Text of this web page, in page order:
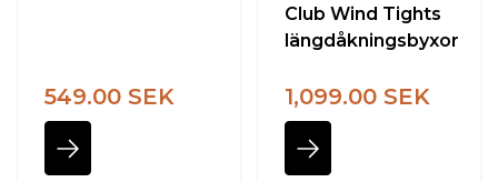
549.00 SEK
Club Wind Tights
längdåkningsbyxor
1,099.00 SEK